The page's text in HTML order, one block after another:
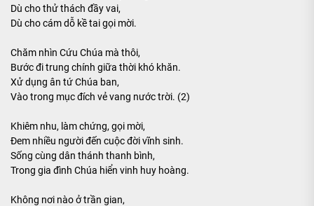
Dù cho thử thách đầy vai,
Dù cho cám dỗ kề tai gọi mời.
Chăm nhìn Cứu Chúa mà thôi,
Bước đi trung chính giữa thời khó khăn.
Xử dụng ân tứ Chúa ban,
Vào trong mục đích vẻ vang nước trời. (2)
Khiêm nhu, làm chứng, gọi mời,
Đem nhiều người đến cuộc đời vĩnh sinh.
Sống cùng dân thánh thanh bình,
Trong gia đình Chúa hiển vinh huy hoàng.
Không nơi nào ở trần gian,